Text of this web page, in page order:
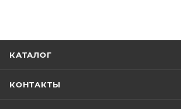
КАТАЛОГ
КОНТАКТЫ